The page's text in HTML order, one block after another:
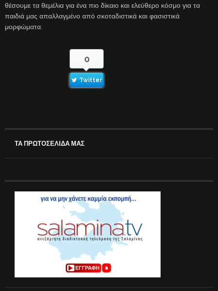
θέσουμε τα θεμέλια για ένα πιο δίκαιο και ελεύθερο κόσμο για τα
παιδιά μας απαλλαγμένο από σκοταδιστικά και φασιστικά
μορφώματα.
0
Twitter
ΤΑ ΠΡΩΤΟΣΕΛΙΔΑ ΜΑΣ